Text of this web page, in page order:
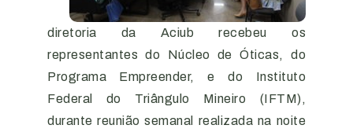
diretoria da Aciub recebeu os
representantes do Núcleo de Óticas, do
Programa Empreender, e do Instituto
Federal do Triângulo Mineiro (IFTM),
durante reunião semanal realizada na noite